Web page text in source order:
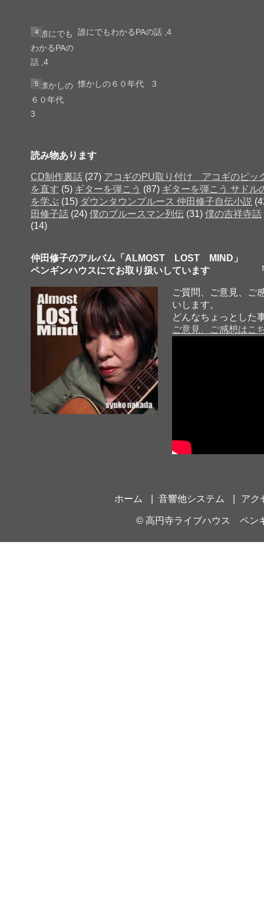
誰にでもわかるPAの話 ,4
懐かしの６０年代 3
読み物あります
CD制作裏話 (27) アコギのPU取り付け アコギのピッ
を直す (5) ギターを弾こう (87) ギターを弾こう サドル
を学ぶ (15) ダウンタウンブルース 仲田修子自伝小説
田修子話 (24) 僕のブルースマン列伝 (31) 僕の吉祥寺話
(14)
仲田修子のアルバム「ALMOST LOST MIND」
ペンギンハウスにてお取り扱いしています 「
ご質問、ご意見、ご
いします。
どんなちょっとした
ご意見、ご感想はこ
ホーム 音響他システム アク
© 高円寺ライブハウス ペン